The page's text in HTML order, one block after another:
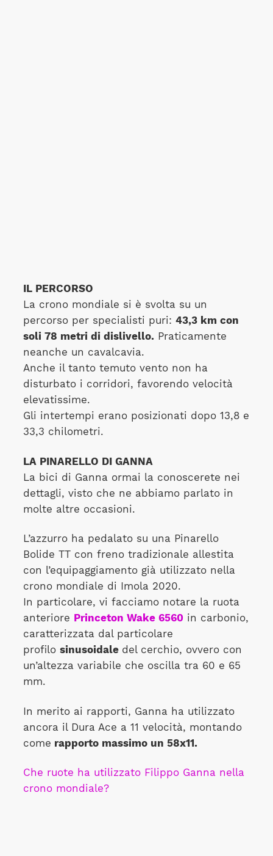
IL PERCORSO
La crono mondiale si è svolta su un
percorso per specialisti puri: 43,3 km con
soli 78 metri di dislivello.Praticamente
neanche un cavalcavia.
Anche il tanto temuto vento non ha
disturbato i corridori, favorendo velocità
elevatissime.
Gli intertempi erano posizionati dopo 13,8 e
33,3 chilometri.
LA PINARELLO DI GANNA
La bici di Ganna ormai la conoscerete nei
dettagli, visto che ne abbiamo parlato in
molte altre occasioni.
L’azzurro ha pedalato su una Pinarello
Bolide TT con freno tradizionale allestita
con l’equipaggiamento già utilizzato nella
crono mondiale di Imola 2020.
In particolare, vi facciamo notare la ruota
anteriore Princeton Wake 6560in carbonio,
caratterizzata dal particolare
profilo sinusoidale del cerchio, ovvero con
un’altezza variabile che oscilla tra 60 e 65
mm.
In merito ai rapporti, Ganna ha utilizzato
ancora il Dura Ace a 11 velocità, montando
come rapporto massimo un 58x11.
Che ruote ha utilizzato Filippo Ganna nella
crono mondiale?